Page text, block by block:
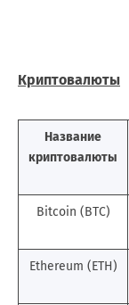
Криптовалюты
Название
криптовалюты
Bitcoin (BTC)
Ethereum (ETH)